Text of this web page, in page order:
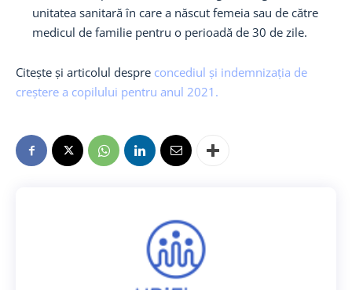
unitatea sanitară în care a născut femeia sau de către
medicul de familie pentru o perioadă de 30 de zile.
Citește și articolul despre concediul și indemnizația de
creștere a copilului pentru anul 2021.